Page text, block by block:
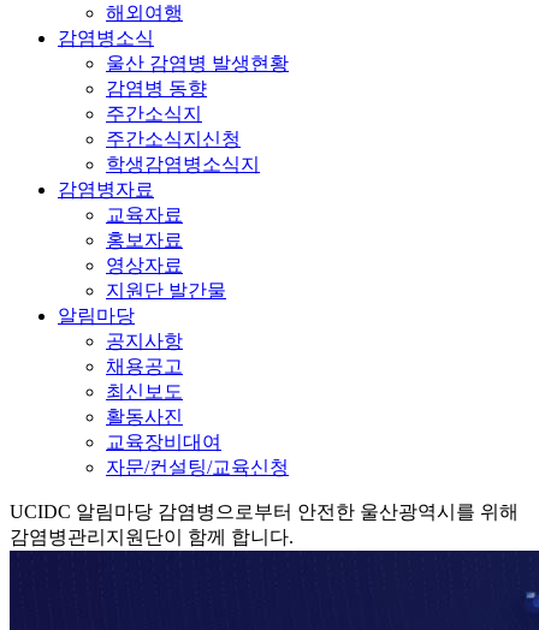
해외여행
감염병소식
울산 감염병 발생현황
감염병 동향
주간소식지
주간소식지신청
학생감염병소식지
감염병자료
교육자료
홍보자료
영상자료
지원단 발간물
알림마당
공지사항
채용공고
최신보도
활동사진
교육장비대여
자문/컨설팅/교육신청
UCIDC 알림마당 감염병으로부터 안전한 울산광역시를 위해
감염병관리지원단이 함께 합니다.